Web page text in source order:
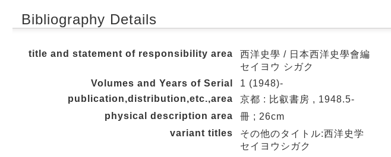
Bibliography Details
title and statement of responsibility area
西洋史學 / 日本西洋史學會編
セイヨウ シガク
Volumes and Years of Serial
1 (1948)-
publication,distribution,etc.,area
京都 : 比叡書房 , 1948.5-
physical description area
冊 ; 26cm
variant titles
その他のタイトル:西洋史学
セイヨウシガク